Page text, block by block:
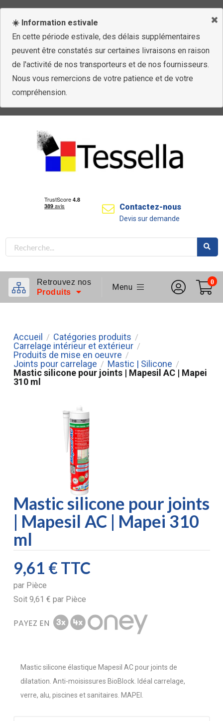
☀️ Information estivale
En cette période estivale, des délais supplémentaires
peuvent être constatés sur certaines livraisons en raison
de l'activité de nos transporteurs et de nos fournisseurs.
Nous vous remercions de votre patience et de votre
compréhension.
Contactez-nous
Devis sur demande
Retrouvez nos
Produits
Menu
0
Accueil / Catégories produits /
Carrelage intérieur et extérieur /
Produits de mise en oeuvre /
Joints pour carrelage / Mastic | Silicone /
Mastic silicone pour joints | Mapesil AC | Mapei
310 ml
Mastic silicone pour joints
| Mapesil AC | Mapei 310
ml
9,61 €TTC
par Pièce
Soit 9,61 € par Pièce
PAYEZ EN
Mastic silicone élastique Mapesil AC pour joints de
dilatation. Anti-moisissures BioBlock. Idéal carrelage,
verre, alu, piscines et sanitaires. MAPEI.